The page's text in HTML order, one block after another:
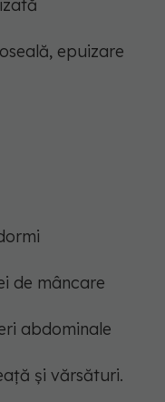
epuizare
de mâncare
abdominale
și vărsături.